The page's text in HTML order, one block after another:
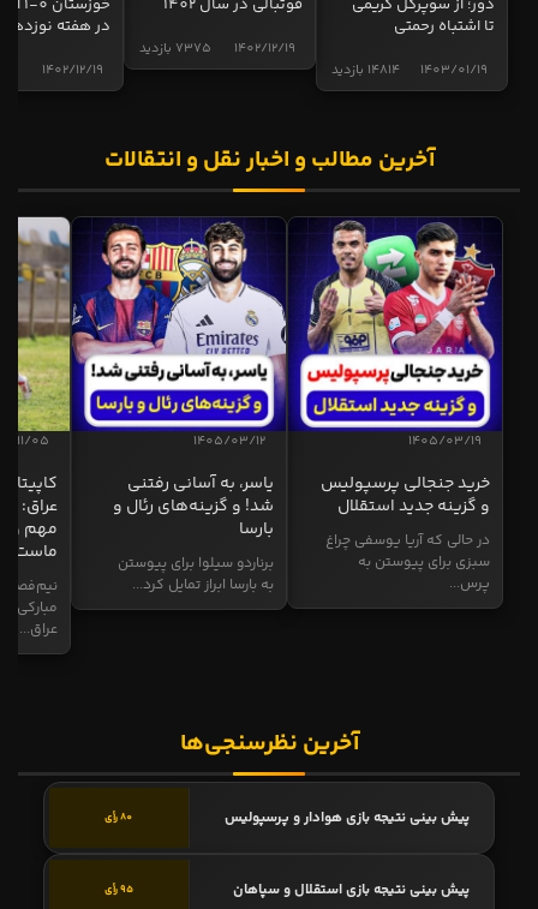
تا اشتباه رحمتی
14814 بازدید 1403/01/19
7375 بازدید 1402/12/19
در هفته نوزدهم
1402/12/19
آخرین مطالب و اخبار نقل و انتقالات
1405/03/19
خرید جنجالی پرسپولیس
و گزینه جدید استقلال
در حالی که آریا یوسفی چراغ
سبزی برای پیوستن به
پرس...
1405/03/12
یاسر، به آسانی رفتنی
شد! و گزینه‌های رئال و
بارسا
برناردو سیلوا برای پیوستن
به بارسا ابراز تمایل کرد...
11/05
عراق:
مهم و
ماست
نیم‌فصل
مبارکی
عراق...
آخرین نظرسنجی‌ها
پیش بینی نتیجه بازی هوادار و پرسپولیس 80 رأی
پیش بینی نتیجه بازی استقلال و سپاهان 95 رأی